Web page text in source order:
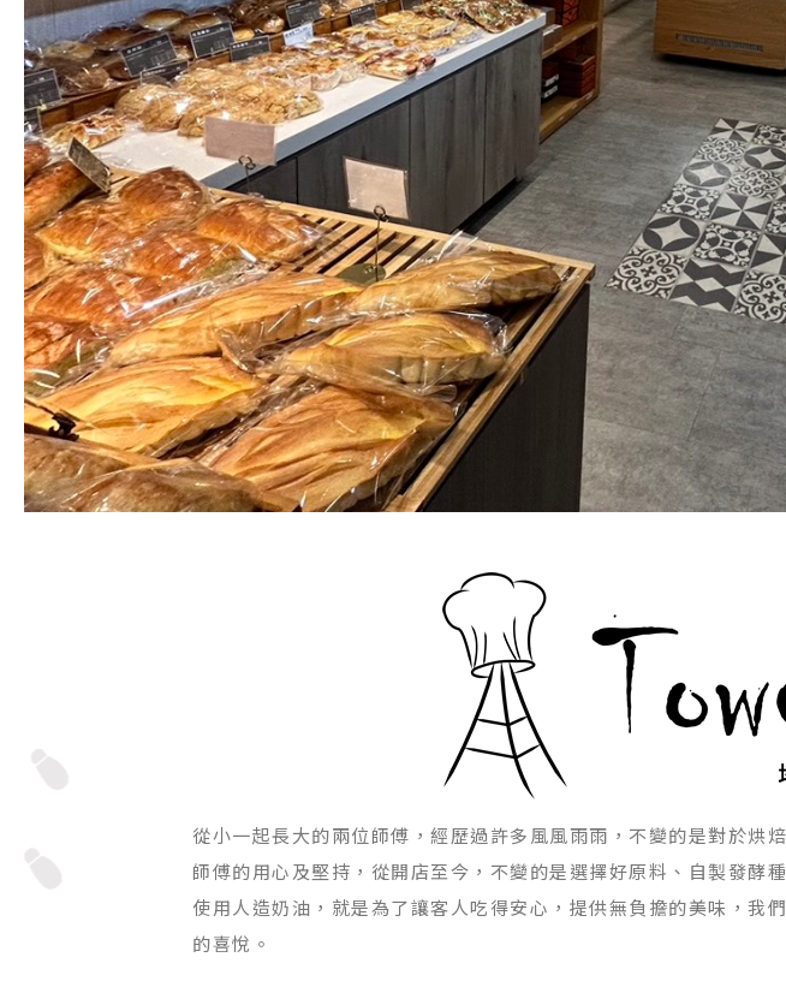
從小一起長大的兩位師傅，經歷過許多風風雨雨，不變的是對於烘
師傅的用心及堅持，從開店至今，不變的是選擇好原料、自製發酵
使用人造奶油，就是為了讓客人吃得安心，提供無負擔的美味，我
的喜悅。